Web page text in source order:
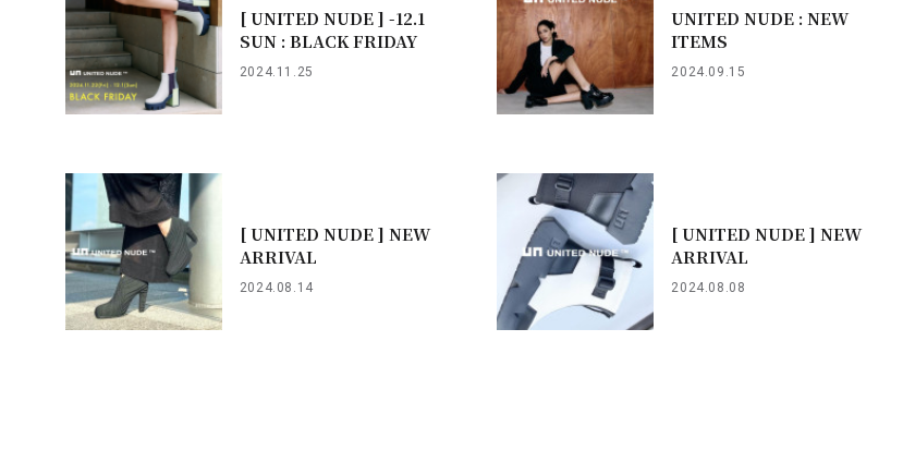
[ UNITED NUDE ] -12.1
SUN : BLACK FRIDAY
2024.11.25
UNITED NUDE : NEW
ITEMS
2024.09.15
[ UNITED NUDE ] NEW
ARRIVAL
2024.08.14
[ UNITED NUDE ] NEW
ARRIVAL
2024.08.08